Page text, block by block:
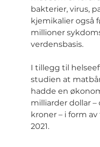
bakterier, virus,
kjemikalier også
millioner
verdensbasis.
I tillegg til
studien at
hadde en
milliarder dollar
kroner – i form
2021.